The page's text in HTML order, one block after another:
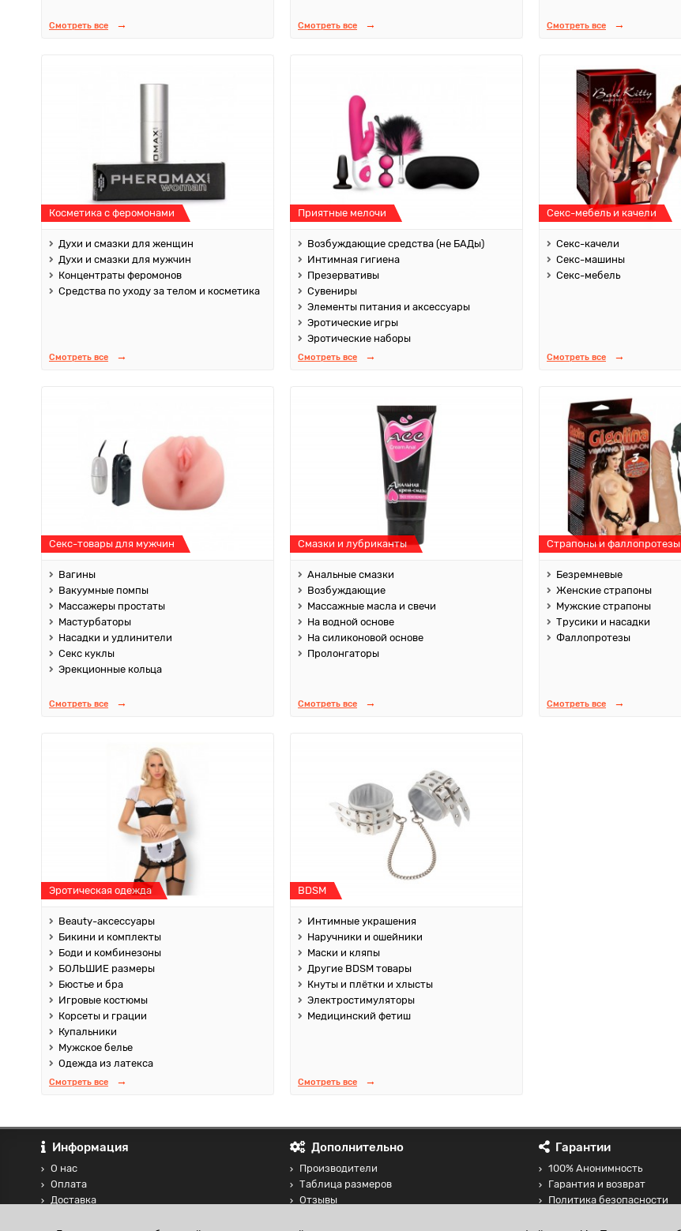
Смотреть все Смотреть все Смотреть все
Косметика с феромонами
Духи и смазки для женщин
Духи и смазки для мужчин
Концентраты феромонов
Средства по уходу за телом и косметика
Смотреть все
Приятные мелочи
Возбуждающие средства (не БАДы)
Интимная гигиена
Презервативы
Сувениры
Элементы питания и аксессуары
Эротические игры
Эротические наборы
Смотреть все
Секс-мебель и качели
Секс-качели
Секс-машины
Секс-мебель
Смотреть все
Секс-товары для мужчин
Вагины
Вакуумные помпы
Массажеры простаты
Мастурбаторы
Насадки и удлинители
Секс куклы
Эрекционные кольца
Смотреть все
Смазки и лубриканты
Анальные смазки
Возбуждающие
Массажные масла и свечи
На водной основе
На силиконовой основе
Пролонгаторы
Смотреть все
Страпоны и фаллопротезы
Безремневые
Женские страпоны
Мужские страпоны
Трусики и насадки
Фаллопротезы
Смотреть все
Эротическая одежда
Beauty-аксессуары
Бикини и комплекты
Боди и комбинезоны
БОЛЬШИЕ размеры
Бюстье и бра
Игровые костюмы
Корсеты и грации
Купальники
Мужское белье
Одежда из латекса
Смотреть все
BDSM
Интимные украшения
Наручники и ошейники
Маски и кляпы
Другие BDSM товары
Кнуты и плётки и хлысты
Электростимуляторы
Медицинский фетиш
Смотреть все
Информация
О нас
Оплата
Доставка
Дополнительно
Производители
Таблица размеров
Отзывы
Гарантии
100% Анонимность
Гарантия и возврат
Политика безопасности